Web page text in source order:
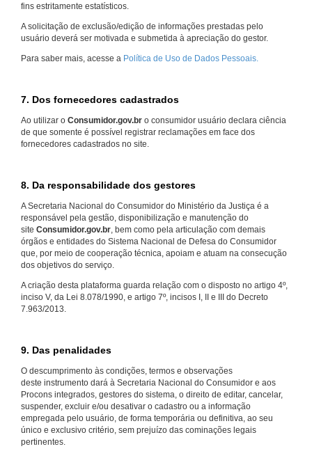
fins estritamente estatísticos.
A solicitação de exclusão/edição de informações prestadas pelo
usuário deverá ser motivada e submetida à apreciação do gestor.
Para saber mais, acesse a Política de Uso de Dados Pessoais.
7. Dos fornecedores cadastrados
Ao utilizar o Consumidor.gov.br o consumidor usuário declara ciência
de que somente é possível registrar reclamações em face dos
fornecedores cadastrados no site.
8. Da responsabilidade dos gestores
A Secretaria Nacional do Consumidor do Ministério da Justiça é a
responsável pela gestão, disponibilização e manutenção do
site Consumidor.gov.br, bem como pela articulação com demais
órgãos e entidades do Sistema Nacional de Defesa do Consumidor
que, por meio de cooperação técnica, apoiam e atuam na consecução
dos objetivos do serviço.
A criação desta plataforma guarda relação com o disposto no artigo 4º,
inciso V, da Lei 8.078/1990, e artigo 7º, incisos I, II e III do Decreto
7.963/2013.
9. Das penalidades
O descumprimento às condições, termos e observações
deste instrumento dará à Secretaria Nacional do Consumidor e aos
Procons integrados, gestores do sistema, o direito de editar, cancelar,
suspender, excluir e/ou desativar o cadastro ou a informação
empregada pelo usuário, de forma temporária ou definitiva, ao seu
único e exclusivo critério, sem prejuízo das cominações legais
pertinentes.